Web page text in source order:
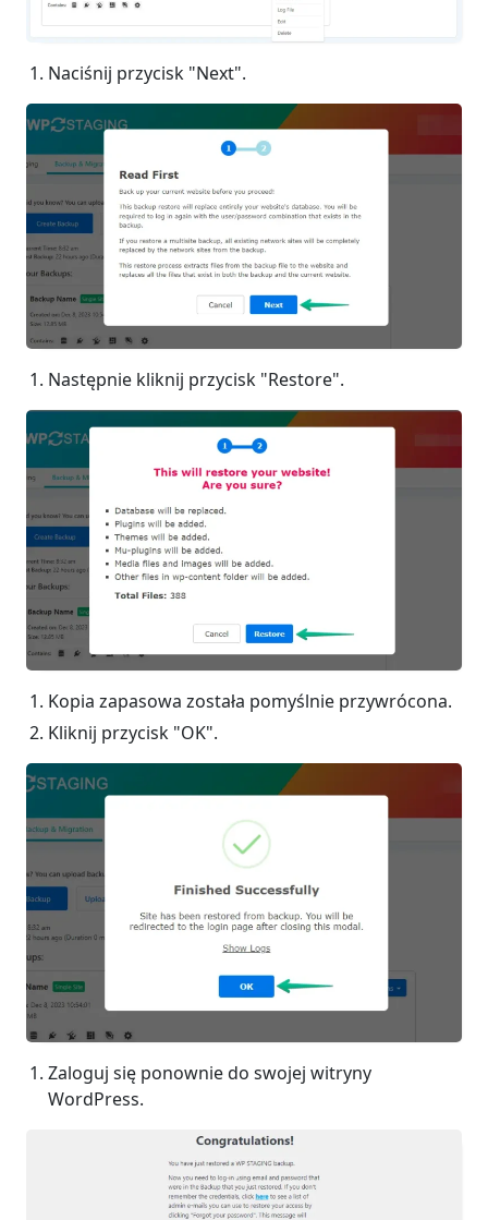
Naciśnij przycisk "Next".
Następnie kliknij przycisk "Restore".
Kopia zapasowa została pomyślnie przywrócona.
Kliknij przycisk "OK".
Zaloguj się ponownie do swojej witryny
WordPress.